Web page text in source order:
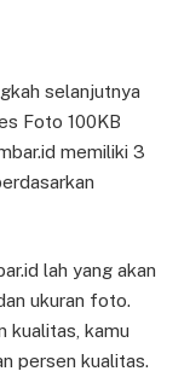
selanjutnya
Foto 100KB
memiliki 3
lah yang akan
ukuran foto.
kualitas, kamu
persen kualitas.